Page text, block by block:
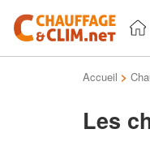
Accueil >
Les